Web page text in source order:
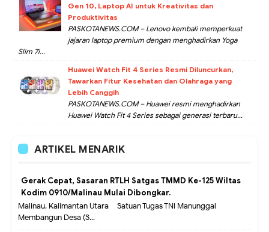
Gen 10, Laptop AI untuk Kreativitas dan
Produktivitas
PASKOTANEWS.COM – Lenovo kembali memperkuat
jajaran laptop premium dengan menghadirkan Yoga
Slim 7i...
Huawei Watch Fit 4 Series Resmi Diluncurkan,
Tawarkan Fitur Kesehatan dan Olahraga yang
Lebih Canggih
PASKOTANEWS.COM – Huawei resmi menghadirkan
Huawei Watch Fit 4 Series sebagai generasi terbaru...
ARTIKEL MENARIK
Gerak Cepat, Sasaran RTLH Satgas TMMD Ke-125 Wiltas
Kodim 0910/Malinau Mulai Dibongkar.
Malinau, Kalimantan Utara – Satuan Tugas TNI Manunggal
Membangun Desa (S...